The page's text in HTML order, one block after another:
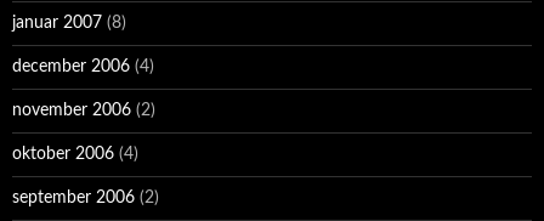
januar 2007 (8)
december 2006 (4)
november 2006 (2)
oktober 2006 (4)
september 2006 (2)